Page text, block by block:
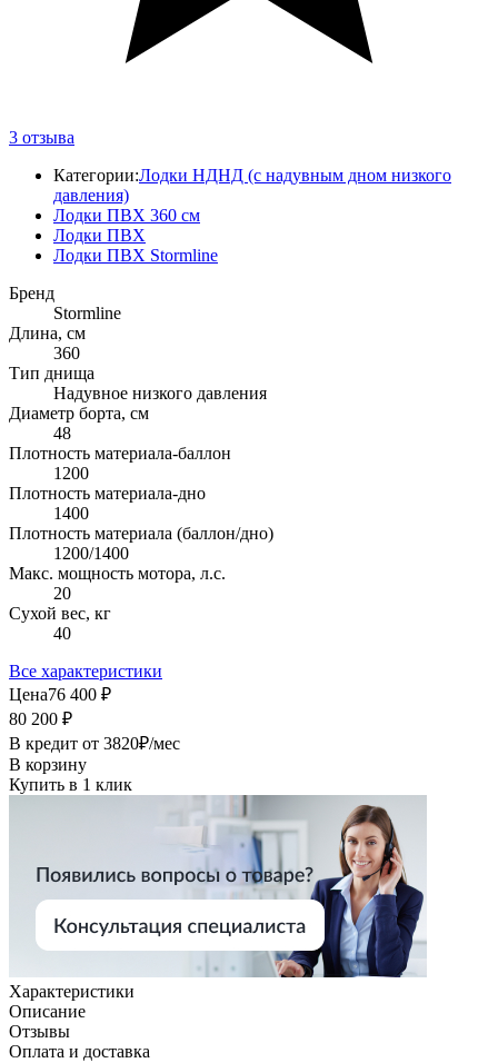
3 отзыва
Категории:Лодки НДНД (с надувным дном низкого
давления)
Лодки ПВХ 360 см
Лодки ПВХ
Лодки ПВХ Stormline
Бренд
Stormline
Длина, см
360
Тип днища
Надувное низкого давления
Диаметр борта, см
48
Плотность материала-баллон
1200
Плотность материала-дно
1400
Плотность материала (баллон/дно)
1200/1400
Макс. мощность мотора, л.с.
20
Сухой вес, кг
40
Все характеристики
Цена76 400 ₽
80 200 ₽
В кредит от 3820₽/мес
В корзину
Купить в 1 клик
Характеристики
Описание
Отзывы
Оплата и доставка